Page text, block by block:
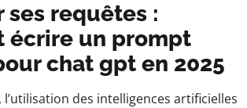
requêtes :
écrire un prompt
chat gpt en 2025
l’utilisation des intelligences artificielles